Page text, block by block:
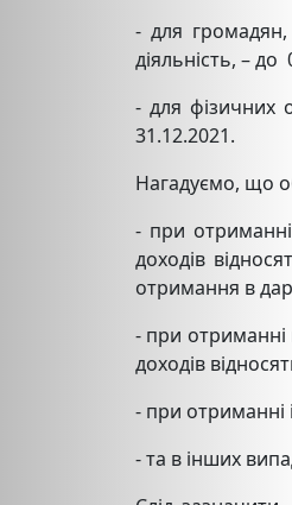
- для громадян,
діяльність, –
- для фізичних
31.12.2021.
Нагадуємо, що
- при отриманні
доходів
отримання в
- при отриманні
доходів
- при отриманні
- та в інших